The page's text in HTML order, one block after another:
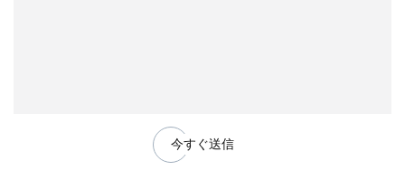
今すぐ送信